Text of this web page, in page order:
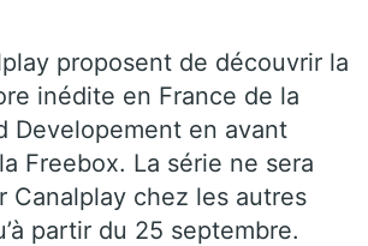
proposent de découvrir la
inédite en France de la
Developement en avant
Freebox. La série ne sera
Canalplay chez les autres
partir du 25 septembre.